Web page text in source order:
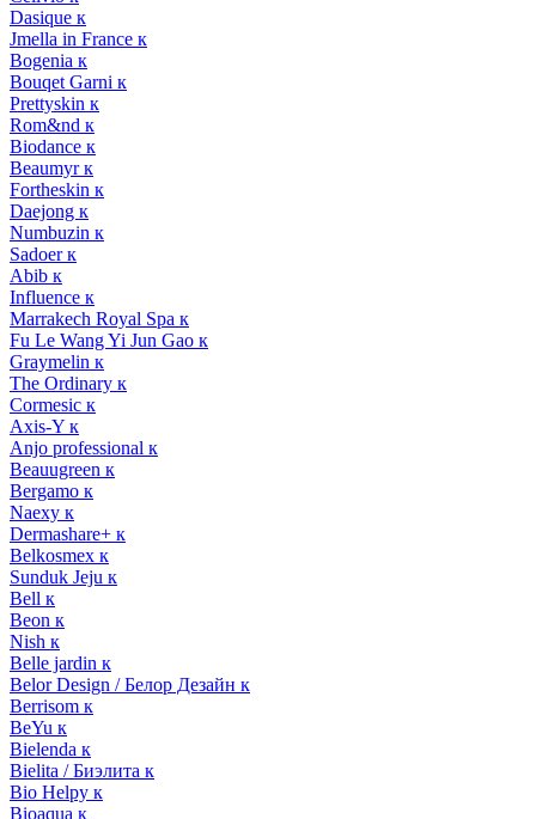
Dasique к
Jmella in France к
Bogenia к
Bouqet Garni к
Prettyskin к
Rom&nd к
Biodance к
Beaumyr к
Fortheskin к
Daejong к
Numbuzin к
Sadoer к
Abib к
Influence к
Marrakech Royal Spa к
Fu Le Wang Yi Jun Gao к
Graymelin к
The Ordinary к
Cormesic к
Axis-Y к
Anjo professional к
Beauugreen к
Bergamo к
Naexy к
Dermashare+ к
Belkosmex к
Sunduk Jeju к
Bell к
Beon к
Nish к
Belle jardin к
Belor Design / Белор Дезайн к
Berrisom к
BeYu к
Bielenda к
Bielita / Биэлита к
Bio Helpy к
Bioaqua к